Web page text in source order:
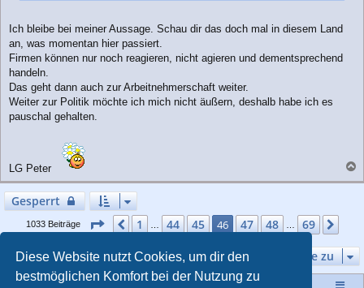
Diese Website nutzt Cookies, um dir den
bestmöglichen Komfort bei der Nutzung zu
Ich bleibe bei meiner Aussage. Schau dir das doch mal in diesem Land
an, was momentan hier passiert.
Firmen können nur noch reagieren, nicht agieren und dementsprechend
handeln.
Das geht dann auch zur Arbeitnehmerschaft weiter.
Weiter zur Politik möchte ich mich nicht äußern, deshalb habe ich es
pauschal gehalten.
LG Peter
a
Gesperrt
1033 Beiträge Seite46 von69
Vorherige
1 44 45 46 47 48 69
Gehe zu
Startseite